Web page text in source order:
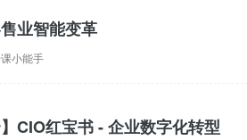
业智能变革
小能手
】CIO红宝书 - 企业数字化转型